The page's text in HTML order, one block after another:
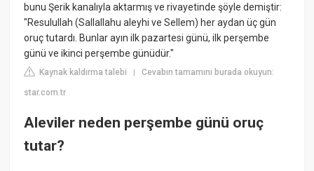
bunu Şerik kanalıyla aktarmış ve rivayetinde şöyle demiştir:
"Resulullah (Sallallahu aleyhi ve Sellem) her aydan üç gün
oruç tutardı. Bunlar ayın ilk pazartesi günü, ilk perşembe
günü ve ikinci perşembe günüdür."
Kaynak kaldırma talebi |Cevabın tamamını burada okuyun:
star.com.tr
Aleviler neden perşembe günü oruç
tutar?